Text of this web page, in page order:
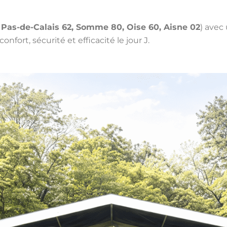
de-Calais 62, Somme 80, Oise 60, Aisne 02)
sécurité et efficacité le jour J.